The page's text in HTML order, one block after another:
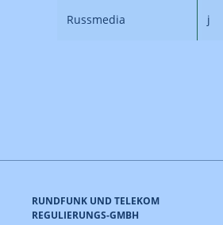
Russmedia j
RUNDFUNK UND TELEKOM
REGULIERUNGS-GMBH